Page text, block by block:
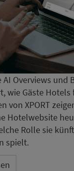
AI Overviews
wie Gäste
von XPORT
Hotelwebsite
Rolle sie
spielt.